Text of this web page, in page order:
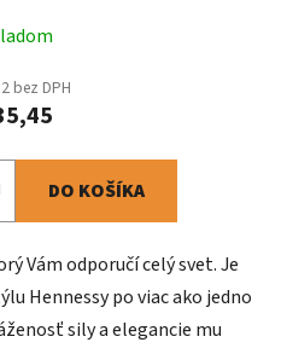
bez DPH
DO KOŠÍKA
Vám odporučí celý svet. Je
Hennessy po viac ako jedno
sily a elegancie mu